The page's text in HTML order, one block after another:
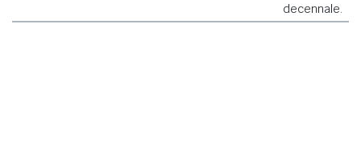
decennale.